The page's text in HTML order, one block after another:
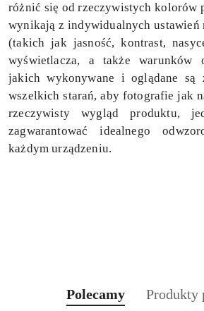
różnić się od rzeczywistych kolorów
wynikają z indywidualnych ustawień
(takich jak jasność, kontrast,
wyświetlacza, a także warunków
jakich wykonywane i oglądane są
wszelkich starań, aby fotografie jak
rzeczywisty wygląd produktu,
zagwarantować idealnego
każdym urządzeniu.
Pomiń karuzelę produktów
Produkty
Polecamy
Produkty
Produkty